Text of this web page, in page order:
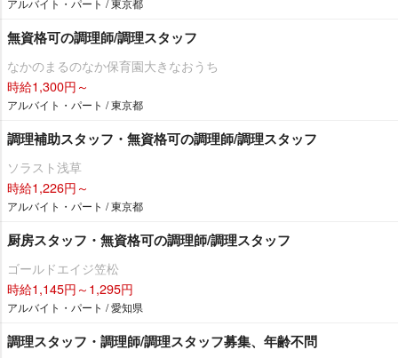
無資格可の調理師/調理スタッフ
なかのまるのなか保育園大きなおうち
時給1,300円～
アルバイト・パート / 東京都
調理補助スタッフ・無資格可の調理師/調理スタッフ
ソラスト浅草
時給1,226円～
アルバイト・パート / 東京都
厨房スタッフ・無資格可の調理師/調理スタッフ
ゴールドエイジ笠松
時給1,145円～1,295円
アルバイト・パート / 愛知県
調理スタッフ・調理師/調理スタッフ募集、年齢不問